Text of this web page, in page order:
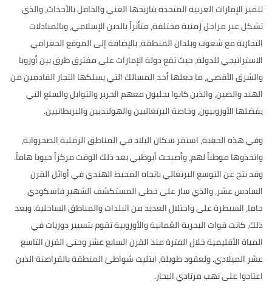
تتميز الإمارات العربية المتحدة بتاريخها الغني والحافل بالأحداث، والذي
تشكل عبر مراحلزمنية مختلفة، متأثراً بالدين الإسلامي، وبالمبادلات
التجارية مع شعوب وبلدان المنطقة، بالإضافة إلى الموقع الجغرافي
الاستراتيجي للدولة، حيث تقع دولة الإمارات على مفترق طرق بين أوروبا
والشرق الأقصى، ما جعلها أحد المسالك التي يسلكها التجار القادمين من
الهند والصين، والذين كانوا يجلبون معهم الحرير والتوابل والسلع التي
يفضلها الأوروبيون، وخاصة البرتغاليين والهولنديين والبريطانيين.
وفي هذه الحقبة،استقر سكان البلاد في المناطق الرملية الصحرواية،
واتخذوها موطناً لهم، وأصبحت أبوظبي بعد ذلك الوقت مركزاً حيويا هاماً.
وقد نتج عن التوسع البرتغالي باتجاه المحيط الهندي في أوائل القرن
السادس عشر، والذي سار على خطى المستكشف الشهير فاسكودي
جاما، السيطرة على واحتلال العديد من البلدات والمناطق الساحلية.وبعد
ذلك، كانت قوات البحرية العُمانية والأوروبية تقوم بتسيير دوريات في
المياة الأقليمية خلال الفترة منذ القرن السابع عشر وحتى القرن التاسع
عشر الميلادي.ولعقود طويلة، ابتليت شواطئ المنطقة بالقراصنة الذين
اعتادوا على نهب مرتادي البحار.